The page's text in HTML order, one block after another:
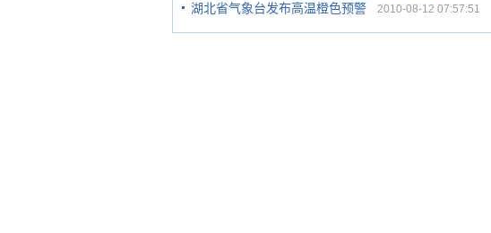
湖北省气象台发布高温橙色预警 2010-08-12 07:57:51